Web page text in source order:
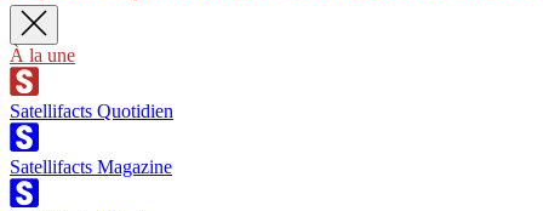
À la une
Satellifacts Quotidien
Satellifacts Magazine